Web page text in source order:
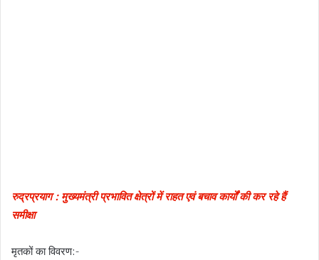
रुद्रप्रयाग : मुख्यमंत्री प्रभावित क्षेत्रों में राहत एवं बचाव कार्यों की कर रहे हैं
समीक्षा
मृतकों का विवरण:-